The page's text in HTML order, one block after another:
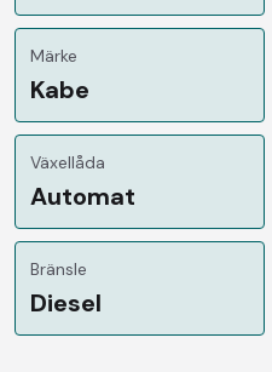
Märke
Kabe
Växellåda
Automat
Bränsle
Diesel